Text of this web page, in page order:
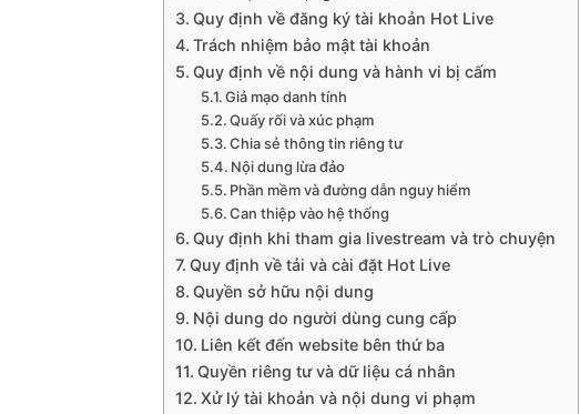
Quy định về đăng ký tài khoản Hot Live
Trách nhiệm bảo mật tài khoản
Quy định về nội dung và hành vi bị cấm
Giả mạo danh tính
Quấy rối và xúc phạm
Chia sẻ thông tin riêng tư
Nội dung lừa đảo
Phần mềm và đường dẫn nguy hiểm
Can thiệp vào hệ thống
Quy định khi tham gia livestream và trò chuyện
Quy định về tải và cài đặt Hot Live
Quyền sở hữu nội dung
Nội dung do người dùng cung cấp
Liên kết đến website bên thứ ba
Quyền riêng tư và dữ liệu cá nhân
Xử lý tài khoản và nội dung vi phạm